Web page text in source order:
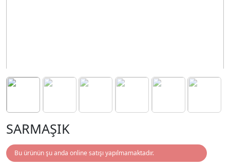
SARMAŞIK
Bu ürünün şu anda online satışı yapılmamaktadır.